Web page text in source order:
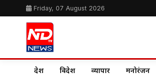
Friday, 07 August 2026
देश विदेश व्यापार मनोरंजन